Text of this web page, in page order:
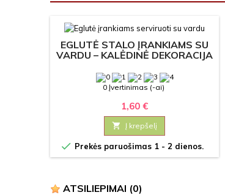
EGLUTĖ STALO ĮRANKIAMS SU
VARDU – KALĖDINĖ DEKORACIJA
0 Įvertinimas (-ai)
1,60 €
 Į krepšelį
 Prekės paruošimas 1 - 2 dienos.
ATSILIEPIMAI (0)